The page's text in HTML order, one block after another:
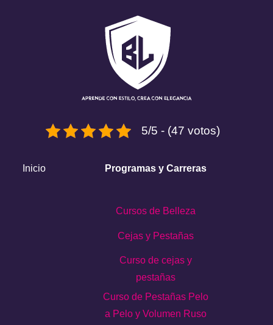
5/5 - (47 votos)
Inicio Programas y Carreras
Cursos de Belleza
Cejas y Pestañas
Curso de cejas y
pestañas
Curso de Pestañas Pelo
a Pelo y Volumen Ruso